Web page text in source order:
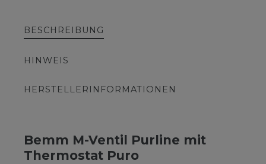
BESCHREIBUNG
HINWEIS
HERSTELLERINFORMATIONEN
Bemm M-Ventil Purline mit
Thermostat Puro